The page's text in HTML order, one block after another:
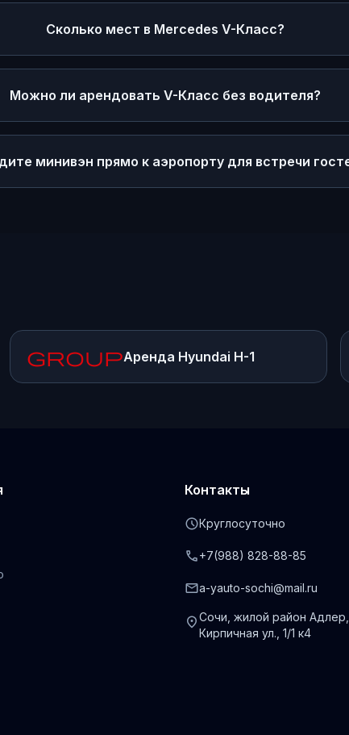
Сколько мест в Mercedes V-Класс?
Можно ли арендовать V-Класс без водителя?
минивэн прямо к аэропорту для встречи
groupАренда Hyundai H-1
Контакты
scheduleКруглосуточно
phone+7(988) 828-88-85
maila-yauto-sochi@mail.ru
location_onСочи, жилой район Адлер,
Кирпичная ул., 1/1 к4